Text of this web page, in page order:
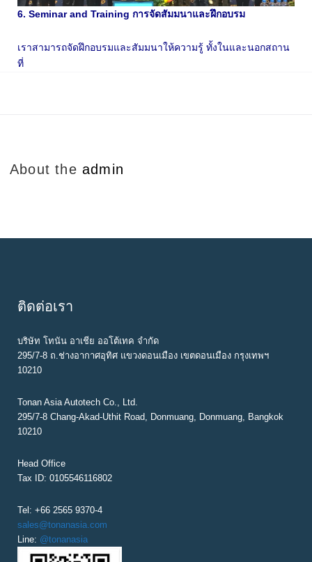
6. Seminar and Training การจัดสัมมนาและฝึกอบรม
เราสามารถจัดฝึกอบรมและสัมมนาให้ความรู้ ทั้งในและนอกสถาน
ที่
About the admin
ติดต่อเรา
บริษัท โทนัน อาเชีย ออโต้เทค จำกัด
295/7-8 ถ.ช่างอากาศอุทิศ แขวงดอนเมือง เขตดอนเมือง กรุงเทพฯ
10210
Tonan Asia Autotech Co., Ltd.
295/7-8 Chang-Akad-Uthit Road, Donmuang, Donmuang, Bangkok
10210
Head Office
Tax ID: 0105546116802
Tel: +66 2565 9370-4
sales@tonanasia.com
Line: @tonanasia